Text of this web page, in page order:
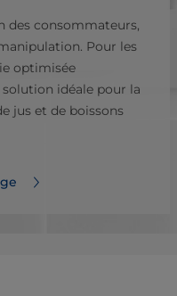
des consommateurs,
Pour les
optimisée
idéale pour la
jus et de boissons